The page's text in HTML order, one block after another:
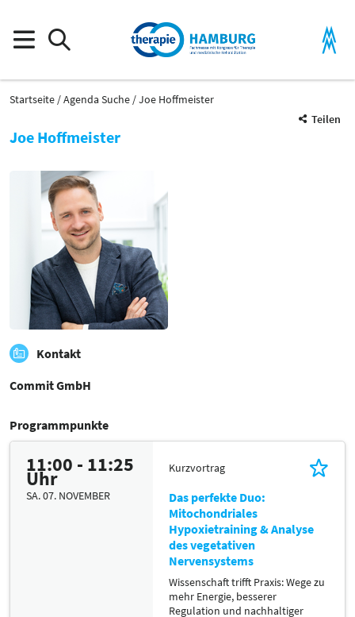
Startseite Agenda Suche
Joe Hoffmeister
Teilen
Joe Hoffmeister
Kontakt
Commit GmbH
Programmpunkte
11:00 - 11:25
Uhr
SA. 07. NOVEMBER
Kurzvortrag
Das perfekte Duo:
Mitochondriales
Hypoxietraining & Analyse
des vegetativen
Nervensystems
Wissenschaft trifft Praxis: Wege zu
mehr Energie, besserer
Regulation und nachhaltiger